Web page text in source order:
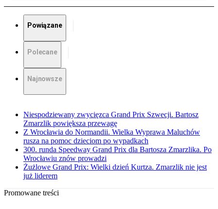
Powiązane
Polecane
Najnowsze
Niespodziewany zwycięzca Grand Prix Szwecji. Bartosz
Zmarzlik powiększa przewagę
Z Wrocławia do Normandii. Wielka Wyprawa Maluchów
rusza na pomoc dzieciom po wypadkach
300. runda Speedway Grand Prix dla Bartosza Zmarzlika. Po
Wrocławiu znów prowadzi
Żużlowe Grand Prix: Wielki dzień Kurtza. Zmarzlik nie jest
już liderem
Promowane treści